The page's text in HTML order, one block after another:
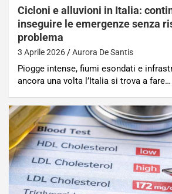
Cicloni e alluvioni in Italia:
inseguire le emergenze senza
problema
3 Aprile 2026 Aurora De Santis
Piogge intense, fiumi esondati e
ancora una volta l’Italia si trova a fare…